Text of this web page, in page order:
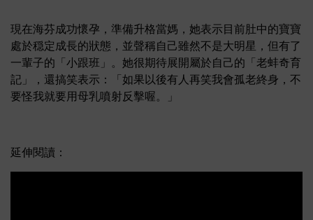
現在海芬成功懷孕，準備升格當媽，她表示目前肚中的寶寶
處於穏定成長的狀態，並聲稱自己雖然不是大明星，但有了
一輩子的「小跟班」。她很期待展開屬於自己的「老蚌奇育
記」，還搞笑表示：「如果以後有人再笑我會孤老終身，不
要怪我就要用母乳噴射反擊喔。」
延伸閱讀：